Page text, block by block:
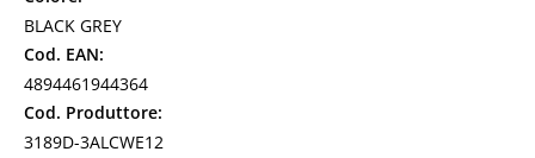
BLACK GREY
Cod. EAN:
4894461944364
Cod. Produttore:
3189D-3ALCWE12